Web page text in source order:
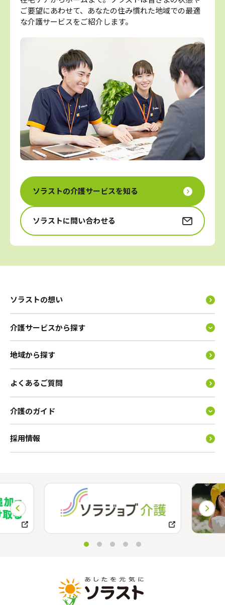
ご要望にあわせて、あなたの住み慣れた地域での最適
な介護サービスをご紹介します。
ソラストの介護サービスを知る
ソラストに問い合わせる
ソラストの想い
介護サービスから探す
地域から探す
よくあるご質問
介護のガイド
採用情報